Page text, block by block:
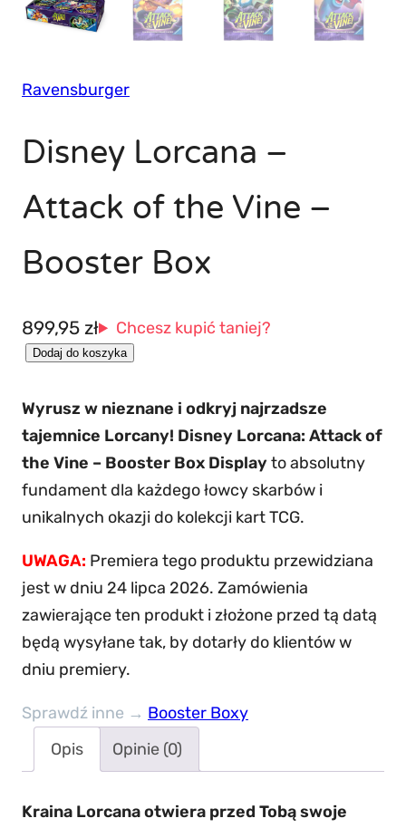
Ravensburger
Disney Lorcana –
Attack of the Vine –
Booster Box
899,95 zł
Chcesz kupić taniej?
o
ś
ć
D
i
n
e
L
o
r
a
Dodaj do koszyka
Wyrusz w nieznane i odkryj najrzadsze
tajemnice Lorcany! Disney Lorcana: Attack of
the Vine – Booster Box Display to absolutny
fundament dla każdego łowcy skarbów i
unikalnych okazji do kolekcji kart TCG.
UWAGA: Premiera tego produktu przewidziana
jest w dniu 24 lipca 2026. Zamówienia
zawierające ten produkt i złożone przed tą datą
będą wysyłane tak, by dotarły do klientów w
dniu premiery.
Sprawdź inne → Booster Boxy
Opis
Opinie (0)
Kraina Lorcana otwiera przed Tobą swoje